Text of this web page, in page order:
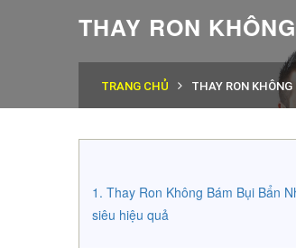
THAY RON
TRANG CHỦ THAY RON
Thay Ron Không Bám Bụi Bẩn
siêu hiệu quả